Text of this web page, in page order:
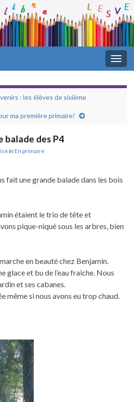
: les élèves de sixième
ma première primaire!
balade des P4
in En primaire
fait une grande balade dans les bois
étaient le trio de tête et
pique-niqué sous les arbres, bien
en beauté chez Benjamin.
glace et bu de l’eau fraiche. Nous
et ses cabanes.
même si nous avons eu trop chaud.